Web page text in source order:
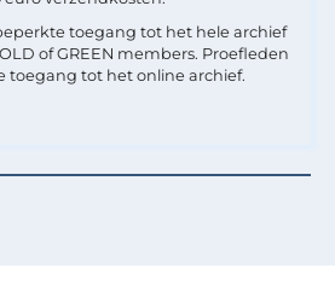
toegang tot het hele archief
of GREEN members. Proefleden
toegang tot het online archief.